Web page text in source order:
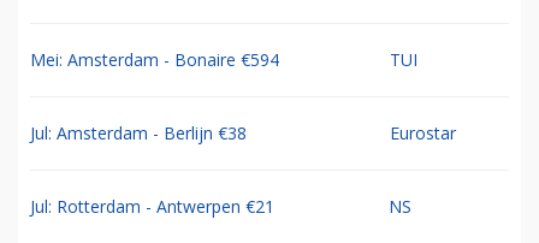
Mei: Amsterdam - Bonaire €594 TUI
Jul: Amsterdam - Berlijn €38 Eurostar
Jul: Rotterdam - Antwerpen €21 NS